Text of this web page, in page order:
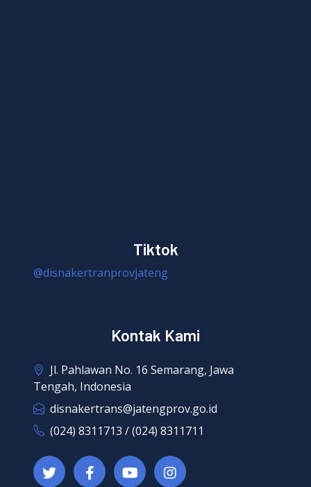
Tiktok
@disnakertranprovjateng
Kontak Kami
Jl. Pahlawan No. 16 Semarang, Jawa
Tengah, Indonesia
disnakertrans@jatengprov.go.id
(024) 8311713 / (024) 8311711